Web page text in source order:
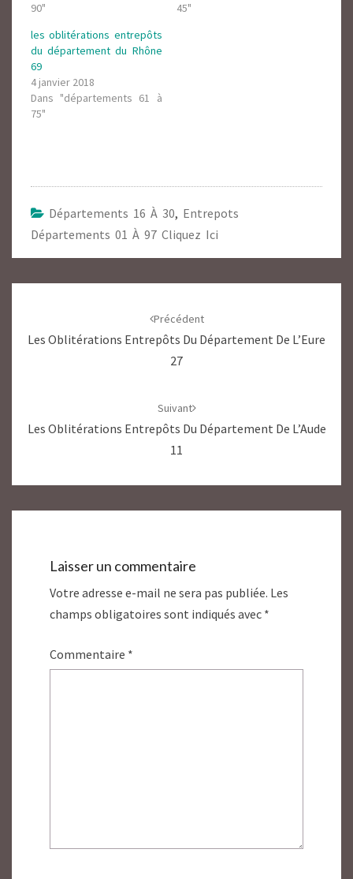
90"
45"
les oblitérations entrepôts
du département du Rhône
69
4 janvier 2018
Dans "départements 61 à
75"
Départements 16 À 30, Entrepots
Départements 01 À 97 Cliquez Ici
Précédent
Les Oblitérations Entrepôts Du Département De L’Eure
27
Suivant
Les Oblitérations Entrepôts Du Département De L’Aude
11
Laisser un commentaire
Votre adresse e-mail ne sera pas publiée. Les
champs obligatoires sont indiqués avec *
Commentaire *